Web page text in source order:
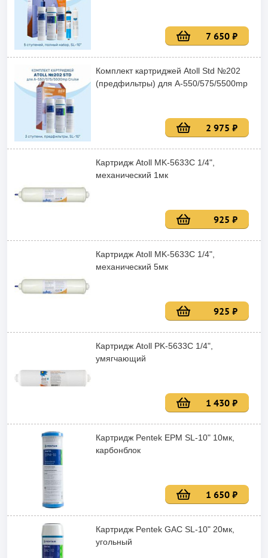
7 650 ₽
Комплект картриджей Atoll Std №202
(предфильтры) для А-550/575/5500mp
2 975 ₽
Картридж Atoll MK-5633C 1/4",
механический 1мк
925 ₽
Картридж Atoll MK-5633C 1/4",
механический 5мк
925 ₽
Картридж Atoll PK-5633C 1/4",
умягчающий
1 430 ₽
Картридж Pentek EPM SL-10" 10мк,
карбонблок
1 650 ₽
Картридж Pentek GAC SL-10" 20мк,
угольный